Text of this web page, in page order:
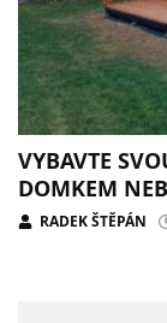
VYBAVTE
DOMKEM
RADEK ŠTĚPÁN